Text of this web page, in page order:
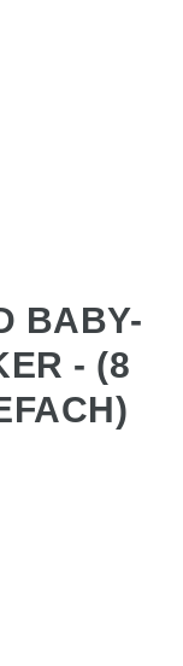
BABY-
- (8